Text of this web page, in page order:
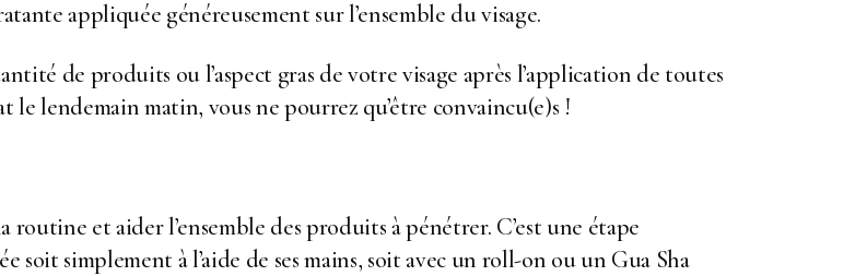
appliquée généreusement sur l’ensemble du visage.
de produits ou l’aspect gras de votre visage après l’application de toutes
le lendemain matin, vous ne pourrez qu’être convaincu(e)s !
routine et aider l’ensemble des produits à pénétrer. C’est une étape
simplement à l’aide de ses mains, soit avec un roll-on ou un Gua Sha